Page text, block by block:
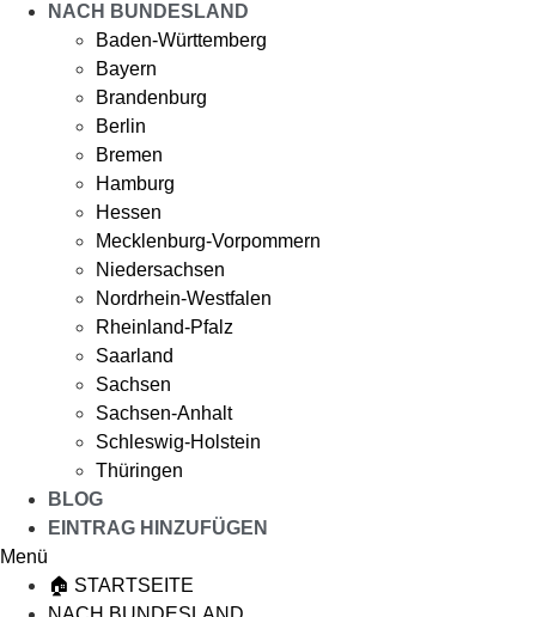
NACH BUNDESLAND
Baden-Württemberg
Bayern
Brandenburg
Berlin
Bremen
Hamburg
Hessen
Mecklenburg-Vorpommern
Niedersachsen
Nordrhein-Westfalen
Rheinland-Pfalz
Saarland
Sachsen
Sachsen-Anhalt
Schleswig-Holstein
Thüringen
BLOG
EINTRAG HINZUFÜGEN
Menü
🏠 STARTSEITE